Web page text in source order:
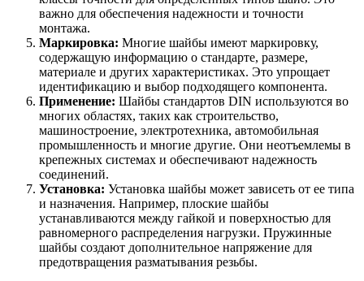
важно для обеспечения надежности и точности
монтажа.
Маркировка: Многие шайбы имеют маркировку,
содержащую информацию о стандарте, размере,
материале и других характеристиках. Это упрощает
идентификацию и выбор подходящего компонента.
Применение: Шайбы стандартов DIN используются во
многих областях, таких как строительство,
машиностроение, электротехника, автомобильная
промышленность и многие другие. Они неотъемлемы в
крепежных системах и обеспечивают надежность
соединений.
Установка: Установка шайбы может зависеть от ее типа
и назначения. Например, плоские шайбы
устанавливаются между гайкой и поверхностью для
равномерного распределения нагрузки. Пружинные
шайбы создают дополнительное напряжение для
предотвращения разматывания резьбы.